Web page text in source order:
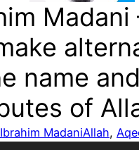
Madani
name and
of
Ibrahim MadaniAllah,